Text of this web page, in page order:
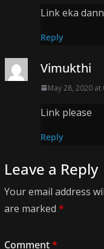
Link eka
Reply
Vimukthi
May 28, 2020 at
Link please
Reply
Leave a Reply
Your email address
are marked *
Comment*